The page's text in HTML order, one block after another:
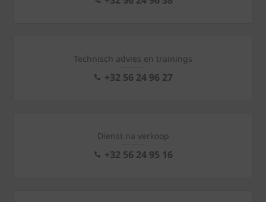
Technisch advies en trainings
+32 56 24 96 27
Dienst na verkoop
+32 56 24 95 16